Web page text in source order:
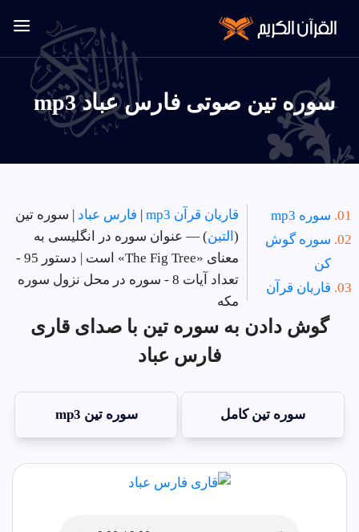
سوره تين صوتی فارس عباد mp3
سوره mp3
سوره گوش
کن
قاریان قرآن
قاریان قرآن mp3 | فارس عباد | سوره تين
( التين) — عنوان سوره در انگلیسی به
معنای «The Fig Tree» است | دستور 95 -
تعداد آیات 8 - سوره در
محل نزول سوره
مکه
گوش دادن به سوره تين با صدای قاری
فارس عباد
سوره تين کامل سوره تين mp3
🌙